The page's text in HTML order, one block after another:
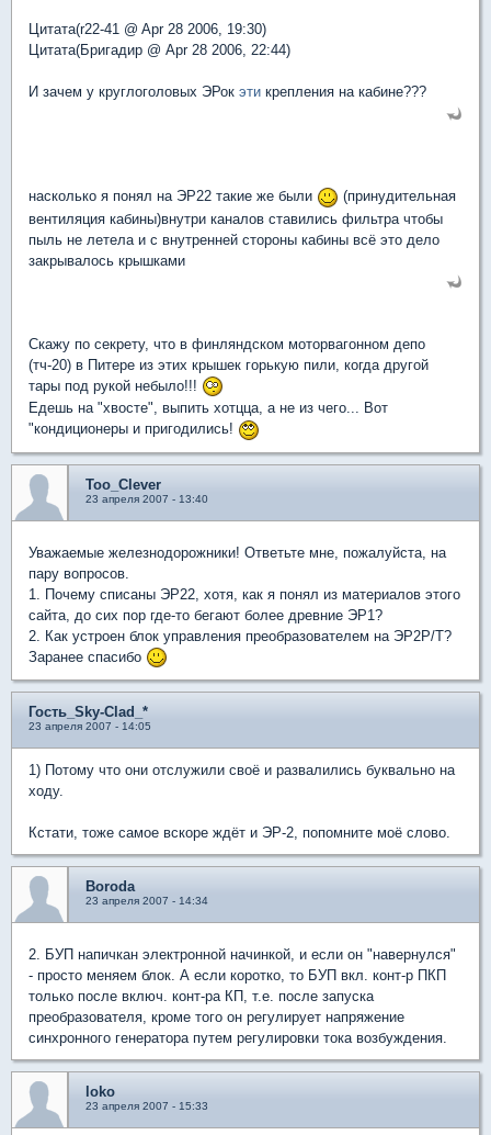
Цитата(r22-41 @ Apr 28 2006, 19:30)
Цитата(Бригадир @ Apr 28 2006, 22:44)
И зачем у круглоголовых ЭРок эти крепления на кабине???
насколько я понял на ЭР22 такие же были
(принудительная
вентиляция кабины)внутри каналов ставились фильтра чтобы
пыль не летела и с внутренней стороны кабины всё это дело
закрывалось крышками
Скажу по секрету, что в финляндском моторвагонном депо
(тч-20) в Питере из этих крышек горькую пили, когда другой
тары под рукой небыло!!!
Едешь на "хвосте", выпить хотцца, а не из чего... Вот
"кондиционеры и пригодились!
Too_Clever
23 апреля 2007 - 13:40
Уважаемые железнодорожники! Ответьте мне, пожалуйста, на
пару вопросов.
1. Почему списаны ЭР22, хотя, как я понял из материалов этого
сайта, до сих пор где-то бегают более древние ЭР1?
2. Как устроен блок управления преобразователем на ЭР2Р/Т?
Заранее спасибо
Гость_Sky-Clad_*
23 апреля 2007 - 14:05
1) Потому что они отслужили своё и развалились буквально на
ходу.
Кстати, тоже самое вскоре ждёт и ЭР-2, попомните моё слово.
Boroda
23 апреля 2007 - 14:34
2. БУП напичкан электронной начинкой, и если он "навернулся"
- просто меняем блок. А если коротко, то БУП вкл. конт-р ПКП
только после включ. конт-ра КП, т.е. после запуска
преобразователя, кроме того он регулирует напряжение
синхронного генератора путем регулировки тока возбуждения.
loko
23 апреля 2007 - 15:33